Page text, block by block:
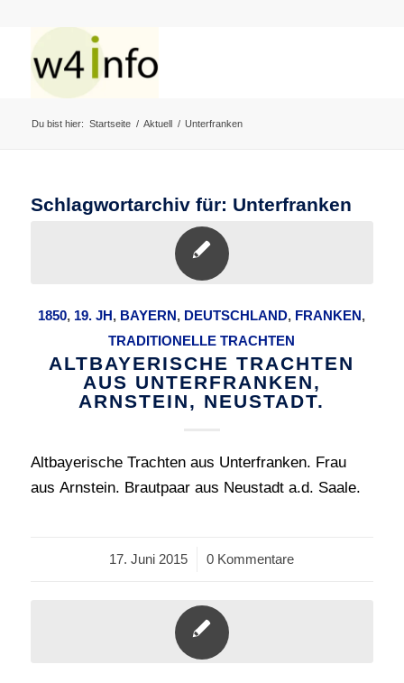
Du bist hier: Startseite / Aktuell / Unterfranken
Schlagwortarchiv für: Unterfranken
1850, 19. JH, BAYERN, DEUTSCHLAND, FRANKEN,
TRADITIONELLE TRACHTEN
ALTBAYERISCHE TRACHTEN
AUS UNTERFRANKEN,
ARNSTEIN, NEUSTADT.
Altbayerische Trachten aus Unterfranken. Frau
aus Arnstein. Brautpaar aus Neustadt a.d. Saale.
17. Juni 2015
/ 0 Kommentare